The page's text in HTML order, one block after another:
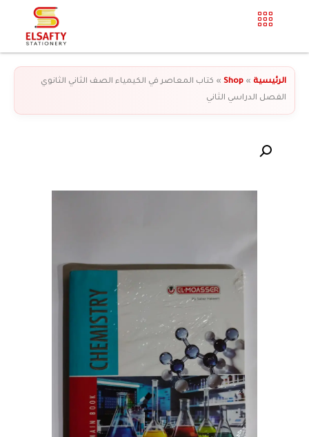
الرئيسية »
Shop
» كتاب المعاصر في الكيمياء الصف الثاني الثانوي
الفصل الدراسي الثاني